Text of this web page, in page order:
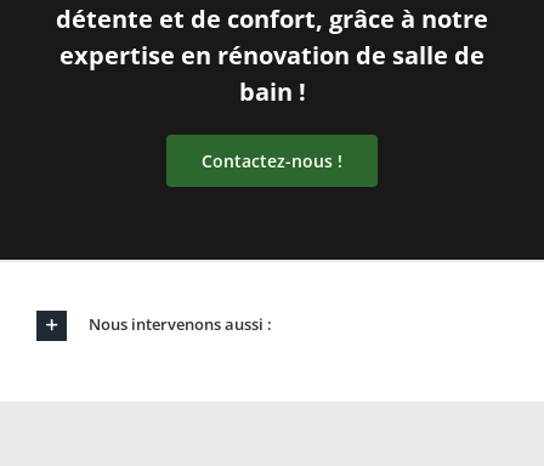
détente et de confort, grâce à notre
expertise en rénovation de salle de
bain !
Contactez-nous !
Nous intervenons aussi :